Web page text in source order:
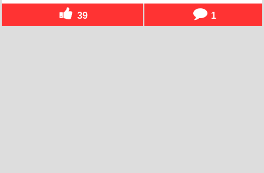
39 1